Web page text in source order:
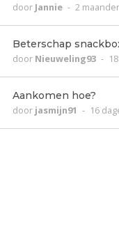
door Jannie - 2
Beterschap
door Nieuweling93 -
Aankomen hoe?
door jasmijn91 - 16